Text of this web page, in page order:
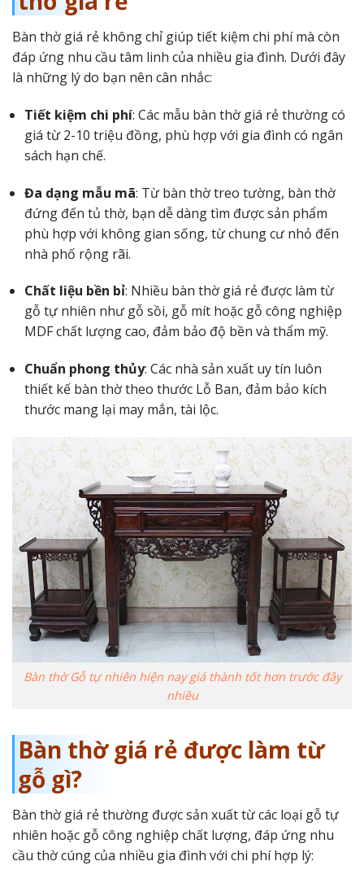
Bàn thờ giá rẻ không chỉ giúp tiết kiệm chi phí mà còn
đáp ứng nhu cầu tâm linh của nhiều gia đình. Dưới đây
là những lý do bạn nên cân nhắc:
Tiết kiệm chi phí: Các mẫu bàn thờ giá rẻ thường có
giá từ 2-10 triệu đồng, phù hợp với gia đình có ngân
sách hạn chế.
Đa dạng mẫu mã: Từ bàn thờ treo tường, bàn thờ
đứng đến tủ thờ, bạn dễ dàng tìm được sản phẩm
phù hợp với không gian sống, từ chung cư nhỏ đến
nhà phố rộng rãi.
Chất liệu bền bỉ: Nhiều bàn thờ giá rẻ được làm từ
gỗ tự nhiên như gỗ sồi, gỗ mít hoặc gỗ công nghiệp
MDF chất lượng cao, đảm bảo độ bền và thẩm mỹ.
Chuẩn phong thủy: Các nhà sản xuất uy tín luôn
thiết kế bàn thờ theo thước Lỗ Ban, đảm bảo kích
thước mang lại may mắn, tài lộc.
Bàn thờ Gỗ tự nhiên hiện nay giá thành tốt hơn trước đây
nhiều
Bàn thờ giá rẻ được làm từ
gỗ gì?
Bàn thờ giá rẻ thường được sản xuất từ các loại gỗ tự
nhiên hoặc gỗ công nghiệp chất lượng, đáp ứng nhu
cầu thờ cúng của nhiều gia đình với chi phí hợp lý: